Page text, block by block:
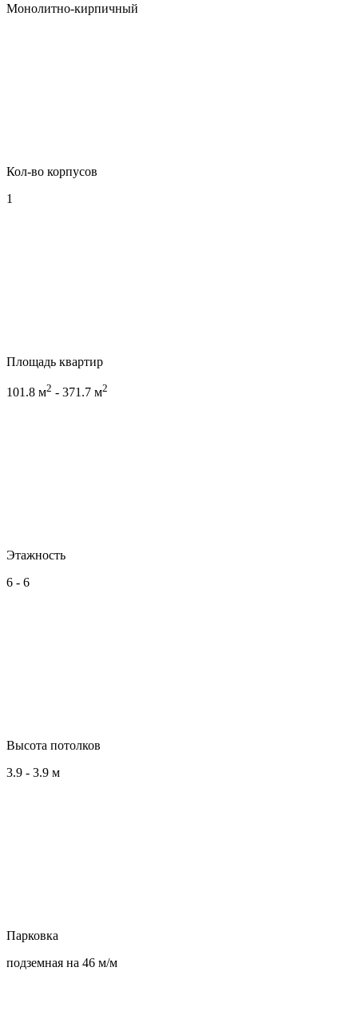
Монолитно-кирпичный
Кол-во корпусов
1
Площадь квартир
101.8 м2 - 371.7 м2
Этажность
6 - 6
Высота потолков
3.9 - 3.9 м
Парковка
подземная на 46 м/м